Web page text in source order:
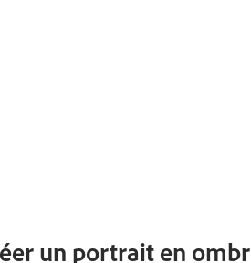
un portrait en